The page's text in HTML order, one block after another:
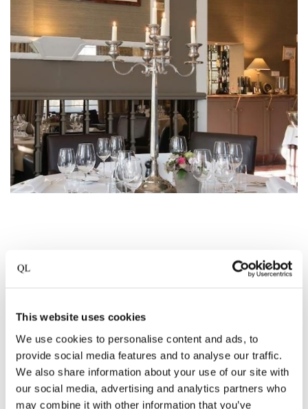
This website uses cookies
We use cookies to personalise content and ads, to
provide social media features and to analyse our traffic.
We also share information about your use of our site with
our social media, advertising and analytics partners who
may combine it with other information that you’ve
KEY FEATURES AND
Gault&Milllau 13,5/20
Disciple d'Escoffier